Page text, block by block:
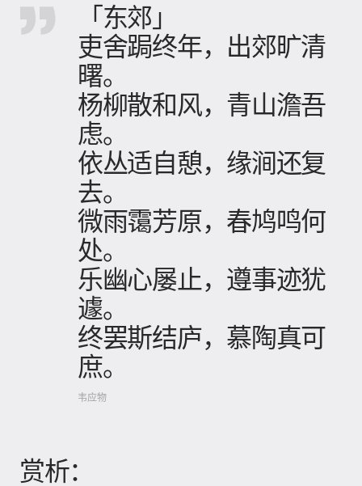
「东郊」
吏舍跼终年，出郊旷清
曙。
杨柳散和风，青山澹吾
虑。
依丛适自憩，缘涧还复
去。
微雨霭芳原，春鸠鸣何
处。
乐幽心屡止，遵事迹犹
遽。
终罢斯结庐，慕陶真可
庶。
韦应物
赏析：